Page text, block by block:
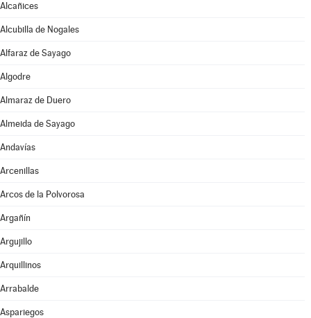
Alcañices
Alcubilla de Nogales
Alfaraz de Sayago
Algodre
Almaraz de Duero
Almeida de Sayago
Andavías
Arcenillas
Arcos de la Polvorosa
Argañín
Argujillo
Arquillinos
Arrabalde
Aspariegos